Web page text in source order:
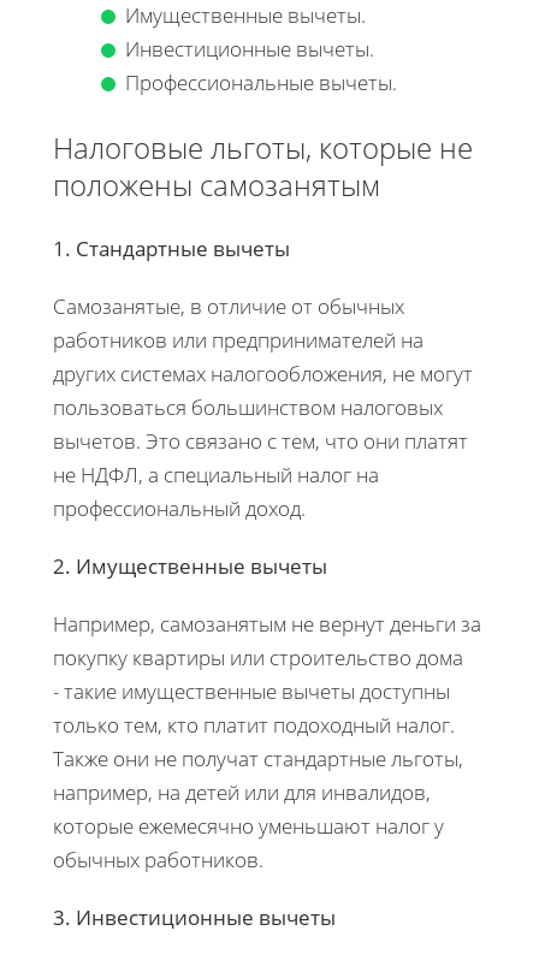
Имущественные вычеты.
Инвестиционные вычеты.
Профессиональные вычеты.
Налоговые льготы, которые не
положены самозанятым
1. Стандартные вычеты
Самозанятые, в отличие от обычных
работников или предпринимателей на
других системах налогообложения, не могут
пользоваться большинством налоговых
вычетов. Это связано с тем, что они платят
не НДФЛ, а специальный налог на
профессиональный доход.
2. Имущественные вычеты
Например, самозанятым не вернут деньги за
покупку квартиры или строительство дома
- такие имущественные вычеты доступны
только тем, кто платит подоходный налог.
Также они не получат стандартные льготы,
например, на детей или для инвалидов,
которые ежемесячно уменьшают налог у
обычных работников.
3. Инвестиционные вычеты